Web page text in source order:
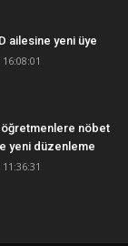
ailesine yeni üye
öğretmenlere nöbet
yeni düzenleme